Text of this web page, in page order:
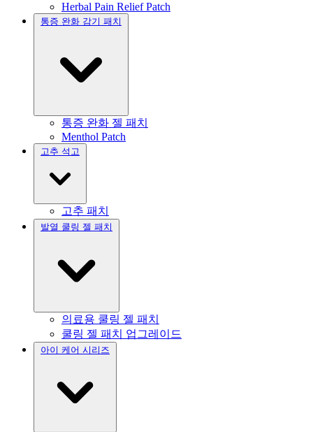
Herbal Pain Relief Patch
통증 완화 감기 패치
통증 완화 젤 패치
Menthol Patch
고추 석고
고추 패치
발열 쿨링 젤 패치
의료용 쿨링 젤 패치
쿨링 젤 패치 업그레이드
아이 케어 시리즈